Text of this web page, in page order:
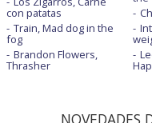
con patatas
Train, Mad dog in the
fog
Brandon Flowers,
Thrasher